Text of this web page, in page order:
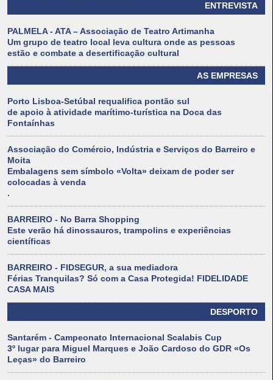
ENTREVISTA
PALMELA - ATA – Associação de Teatro Artimanha
Um grupo de teatro local leva cultura onde as pessoas
estão e combate a desertificação cultural
AS EMPRESAS
Porto Lisboa-Setúbal requalifica pontão sul
de apoio à atividade marítimo-turística na Doca das
Fontaínhas
Associação do Comércio, Indústria e Serviços do Barreiro e
Moita
Embalagens sem símbolo «Volta» deixam de poder ser
colocadas à venda
.
BARREIRO - No Barra Shopping
Este verão há dinossauros, trampolins e experiências
científicas
BARREIRO - FIDSEGUR, a sua mediadora
Férias Tranquilas? Só com a Casa Protegida! FIDELIDADE
CASA MAIS
DESPORTO
Santarém - Campeonato Internacional Scalabis Cup
3º lugar para Miguel Marques e João Cardoso do GDR «Os
Leças» do Barreiro